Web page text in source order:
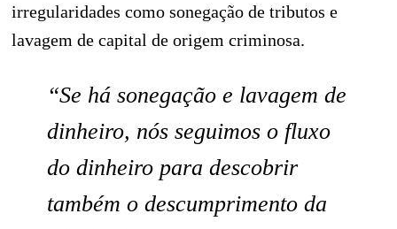
irregularidades como sonegação de tributos e
lavagem de capital de origem criminosa.
“Se há sonegação e lavagem de
dinheiro, nós seguimos o fluxo
do dinheiro para descobrir
também o descumprimento da